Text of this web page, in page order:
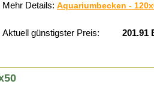
Mehr Details: Aquariumbecken -
Aktuell günstigster Preis: 201.91